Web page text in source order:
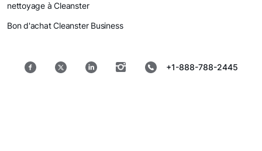
nettoyage à Cleanster
Bon d'achat Cleanster Business
+1-888-788-2445